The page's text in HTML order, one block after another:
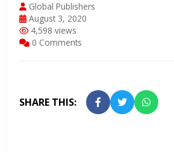
Global Publishers
August 3, 2020
4,598 views
0 Comments
SHARE THIS: